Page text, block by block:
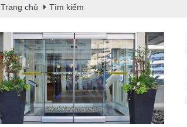
Trang chủ Tìm kiếm